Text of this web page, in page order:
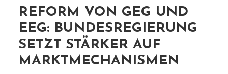
REFORM VON GEG UND
EEG: BUNDESREGIERUNG
SETZT STÄRKER AUF
MARKTMECHANISMEN